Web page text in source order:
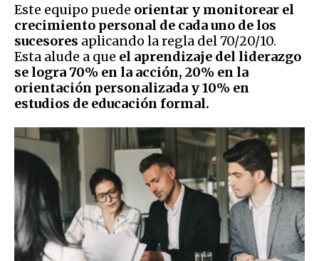
Este equipo puede orientar y monitorear el
crecimiento personal de cada uno de los
sucesores aplicando la regla del 70/20/10.
Esta alude a que el aprendizaje del liderazgo
se logra 70% en la acción, 20% en la
orientación personalizada y 10% en
estudios de educación formal.